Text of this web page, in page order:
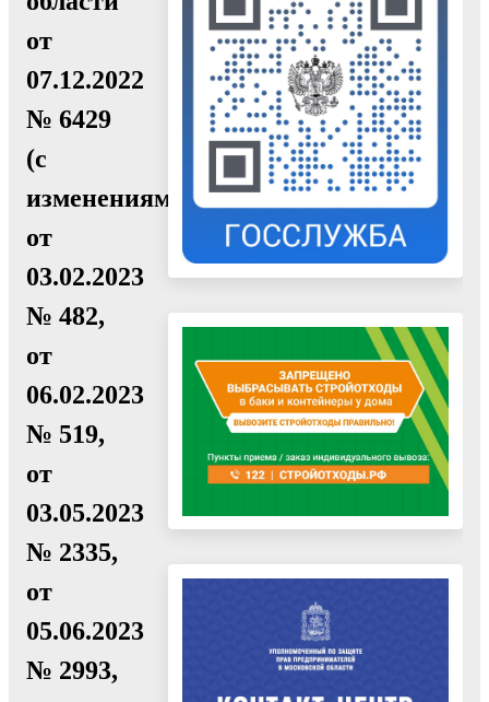
от
07.12.2022
№ 6429
(с
изменениями
от
03.02.2023
№ 482,
от
06.02.2023
№ 519,
от
03.05.2023
№ 2335,
от
05.06.2023
№ 2993,